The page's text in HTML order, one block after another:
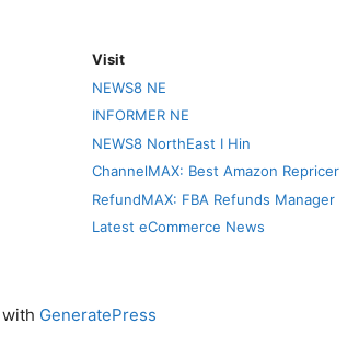
Visit
NEWS8 NE
INFORMER NE
NEWS8 NorthEast I Hin
ChannelMAX: Best Amazon Repricer
RefundMAX: FBA Refunds Manager
Latest eCommerce News
GeneratePress